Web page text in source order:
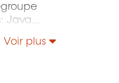
Java,
Voir plus